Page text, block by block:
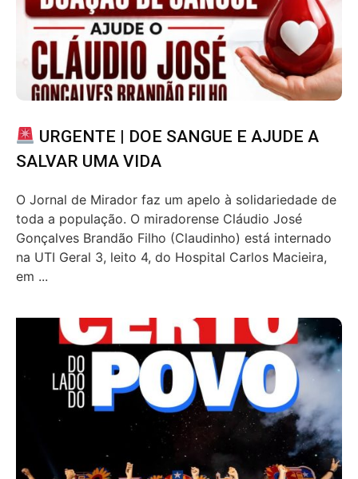
URGENTE | DOE SANGUE E AJUDE A
SALVAR UMA VIDA
O Jornal de Mirador faz um apelo à solidariedade de
toda a população. O miradorense Cláudio José
Gonçalves Brandão Filho (Claudinho) está internado
na UTI Geral 3, leito 4, do Hospital Carlos Macieira,
em ...